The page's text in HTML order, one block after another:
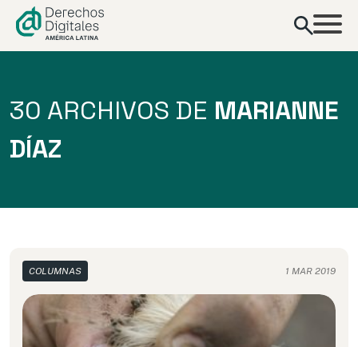
contenido
30 ARCHIVOS DE MARIANNE
DÍAZ
COLUMNAS 1 MAR 2019